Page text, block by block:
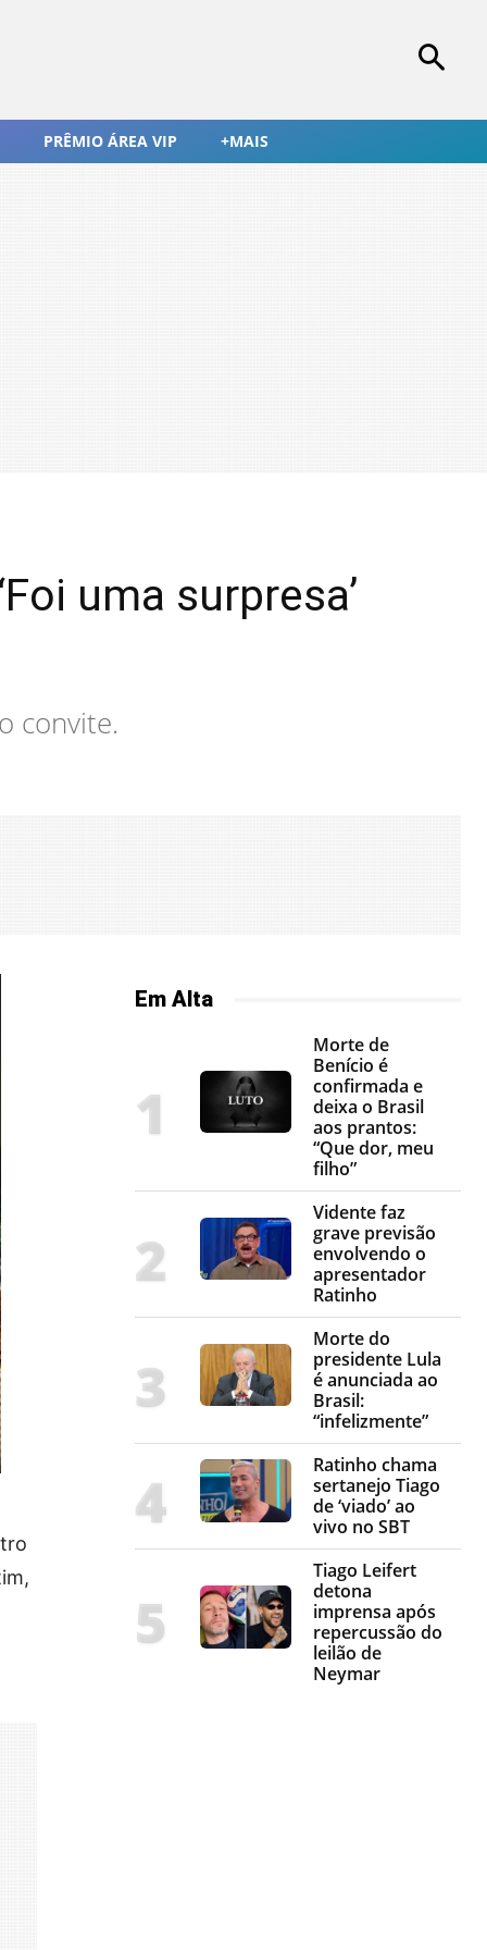
PRÊMIO ÁREA VIP +MAIS
uma surpresa’
convite.
Em Alta
Morte de
Benício é
confirmada e
deixa o Brasil
aos prantos:
“Que dor, meu
filho”
Vidente faz
grave previsão
envolvendo o
apresentador
Ratinho
Morte do
presidente Lula
é anunciada ao
Brasil:
“infelizmente”
Ratinho chama
sertanejo Tiago
de ‘viado’ ao
vivo no SBT
Tiago Leifert
detona
imprensa após
repercussão do
leilão de
Neymar